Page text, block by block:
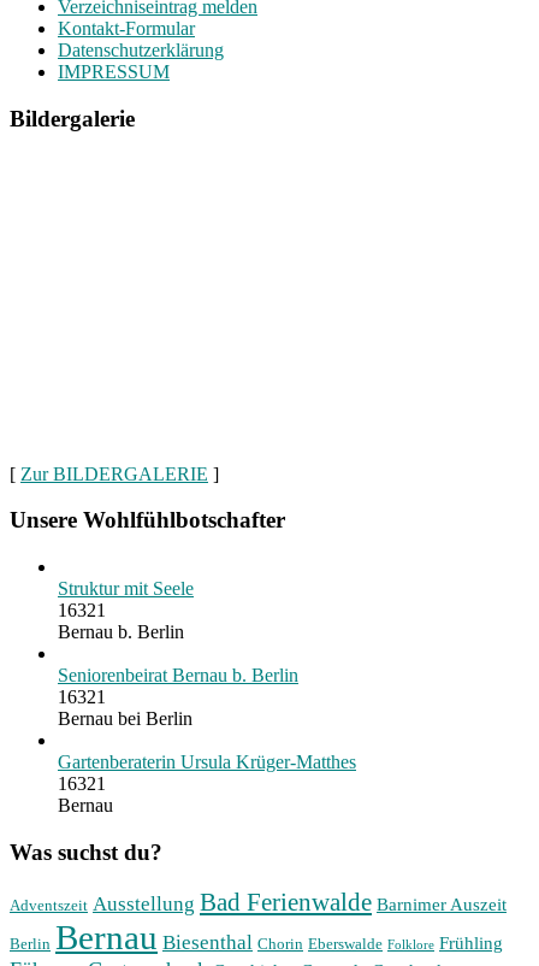
Verzeichniseintrag melden
Kontakt-Formular
Datenschutzerklärung
IMPRESSUM
Bildergalerie
[ Zur BILDERGALERIE ]
Unsere Wohlfühlbotschafter
Struktur mit Seele
16321
Bernau b. Berlin
Seniorenbeirat Bernau b. Berlin
16321
Bernau bei Berlin
Gartenberaterin Ursula Krüger-Matthes
16321
Bernau
Was suchst du?
Adventszeit Ausstellung Bad Ferienwalde Barnimer Auszeit
Berlin Bernau Biesenthal Chorin Eberswalde Folklore Frühling